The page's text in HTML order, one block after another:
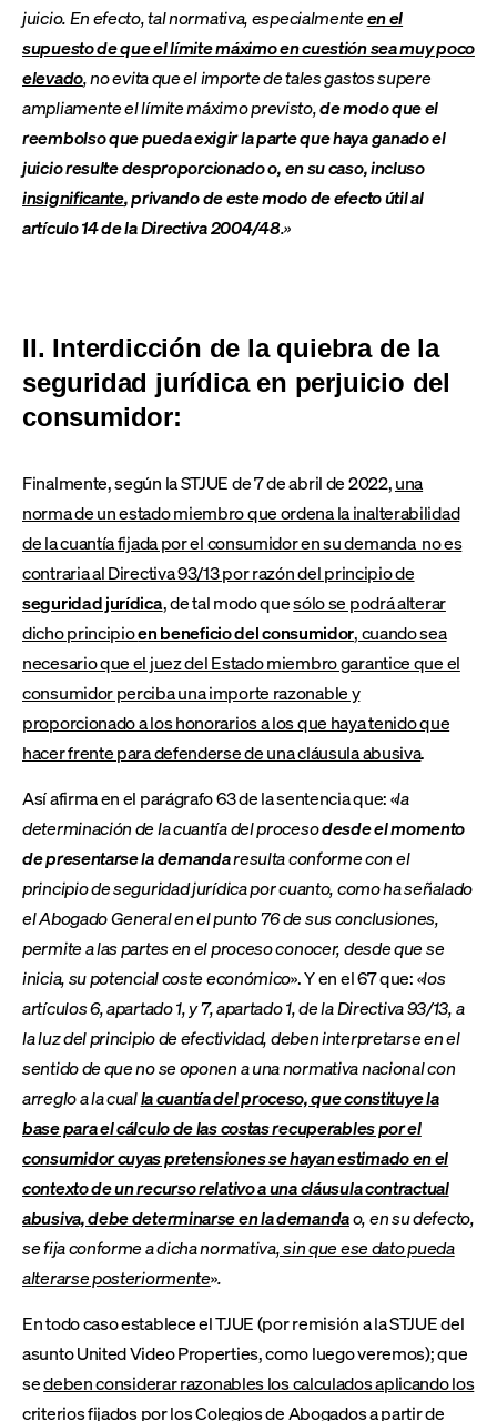
juicio. En efecto, tal normativa, especialmenteen el
supuesto de que el límite máximo en cuestión sea muy poco
elevado, no evita que el importe de tales gastos supere
ampliamente el límite máximo previsto,de modo que el
reembolso que pueda exigir la parte que haya ganado el
juicio resultedesproporcionado o, en su caso, incluso
insignificante, privando de este modo de efecto útil al
artículo 14 de la Directiva 2004/48.»
II. Interdicción de la quiebra de la
seguridad jurídica en perjuicio del
consumidor:
Finalmente, según la STJUE de 7 de abril de 2022,una
norma de un estado miembro que ordena la inalterabilidad
de la cuantía fijada por el consumidor en su demanda no es
contraria al Directiva 93/13 por razón del principio de
seguridad jurídica, de tal modo quesólo se podrá alterar
dicho principioen beneficio del consumidor, cuando sea
necesario que el juez del Estado miembro garantice que el
consumidor perciba una importe razonable y
proporcionado a los honorarios a los que haya tenido que
hacer frente para defenderse de una cláusula abusiva.
Así afirma en el parágrafo 63 de la sentencia que: «la
determinación de la cuantía del procesodesde el momento
de presentarse la demandaresulta conforme con el
principio de seguridad jurídica por cuanto, como ha señalado
el Abogado General en el punto 76 de sus conclusiones,
permite a las partes en el proceso conocer, desde que se
inicia, su potencial coste económico». Y en el 67 que:«los
artículos 6, apartado 1, y 7, apartado 1, de la Directiva 93/13, a
la luz del principio de efectividad, deben interpretarse en el
sentido de que no se oponen a una normativa nacional con
arreglo a la cualla cuantía del proceso, que constituye la
base para el cálculo de las costas recuperables por el
consumidor cuyas pretensiones se hayan estimado en el
contexto de un recurso relativo a una cláusula contractual
abusiva, debe determinarse en la demandao, en su defecto,
se fija conforme a dicha normativa, sin que ese dato pueda
alterarse posteriormente».
En todo caso establece el TJUE (por remisión a la STJUE del
asunto United Video Properties, como luego veremos); que
sedeben considerar razonables los calculados aplicando los
criterios fijados por los Colegios de Abogados a partir de